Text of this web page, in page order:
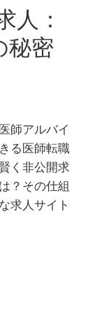
人：
秘密
師アルバイ
る医師転職
く非公開求
？その仕組
求人サイト